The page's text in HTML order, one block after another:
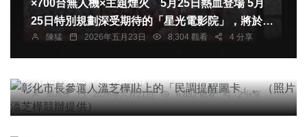
×700台無人機×主題煙火 5月25日熱血登場 5月
25日特別規劃深受期待的「星光電影院」，將於現
場戶外放映《七龍珠Z電影劇場版－復活！悟空與
達爾的合體》，透過經典劇情與角色魅力，帶領觀
漫經典。
陳猛 2026年五月23日 8,304 觀看 4 分享
社會 綜合新聞 文教
彰化市長參選人溫芝樺貼上的「民調提醒圖卡」。
周為政 2026年六月21日 6,882 觀看 2 分享
綜合新聞 旅遊
師鐸光芒齊聚茗謝光臨民宿 「烤火雞大餐」為杏壇